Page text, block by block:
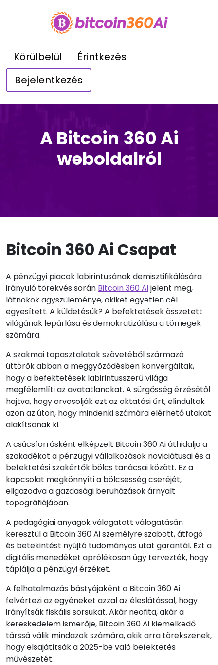
Körülbelül
Érintkezés
Bejelentkezés
A Bitcoin 360 Ai
weboldalról
Bitcoin 360 Ai Csapat
A pénzügyi piacok labirintusának demisztifikálására
irányuló törekvés során Bitcoin 360 Aijelent meg,
látnokok agyszüleménye, akiket egyetlen cél
egyesített. A küldetésük? A befektetések összetett
világának lepárlása és demokratizálása a tömegek
számára.
A szakmai tapasztalatok szövetéből származó
úttörők abban a meggyőződésben konvergáltak,
hogy a befektetések labirintusszerű világa
megfélemlíti az avatatlanokat. A sürgősség érzésétől
hajtva, hogy orvosolják ezt az oktatási űrt, elindultak
azon az úton, hogy mindenki számára elérhető utakat
alakítsanak ki.
A csúcsforrásként elképzelt Bitcoin 360 Ai áthidalja a
szakadékot a pénzügyi vállalkozások noviciátusai és a
befektetési szakértők bölcs tanácsai között. Ez a
kapcsolat megkönnyíti a bölcsesség cseréjét,
eligazodva a gazdasági beruházások árnyalt
topográfiájában.
A pedagógiai anyagok válogatott válogatásán
keresztül a Bitcoin 360 Ai személyre szabott, átfogó
és betekintést nyújtó tudományos utat garantál. Ezt a
digitális menedéket aprólékosan úgy tervezték, hogy
táplálja a pénzügyi érzéket.
A felhatalmazás bástyájaként a Bitcoin 360 Ai
felvértezi az egyéneket azzal az éleslátással, hogy
irányítsák fiskális sorsukat. Akár neofita, akár a
kereskedelem ismerője, Bitcoin 360 Ai kiemelkedő
társsá válik mindazok számára, akik arra törekszenek,
hogy elsajátítsák a 2025-be való befektetés
művészetét.